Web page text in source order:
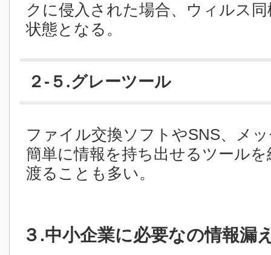
クに侵入された場合、ウィルス
状態となる。
２-５.グレーツール
ファイル交換ソフトやSNS、メ
簡単に情報を持ち出せるツール
渡ることも多い。
３.中小企業に必要なの情報漏